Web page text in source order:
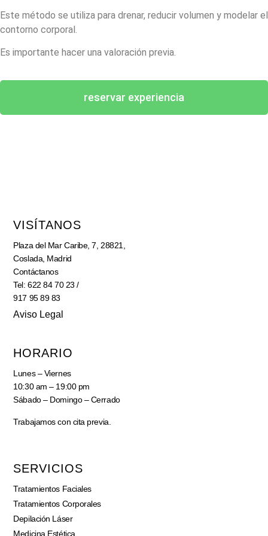
Este método se utiliza para drenar, reducir volumen y modelar el
contorno corporal.
Es importante hacer una valoración previa.
reservar experiencia
VISÍTANOS
Plaza del Mar Caribe, 7, 28821,
Coslada, Madrid
Contáctanos
Tel: 622 84 70 23 /
917 95 89 83
Aviso Legal
HORARIO
Lunes – Viernes
10:30 am – 19:00 pm
Sábado – Domingo – Cerrado
Trabajamos con cita previa.
SERVICIOS
Tratamientos Faciales
Tratamientos Corporales
Depilación Láser
Medicina Estética